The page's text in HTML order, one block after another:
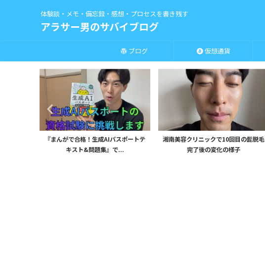
体験談・メモ・備忘録・感想・プロセスを書き残す
アラサー男のサバイブログ
ブログ 仮想通貨
『まんがで合格！生成AIパスポートテ
キスト&問題集』で...
湘南美容クリニックで10回目の髭脱毛
完了後の変化の様子